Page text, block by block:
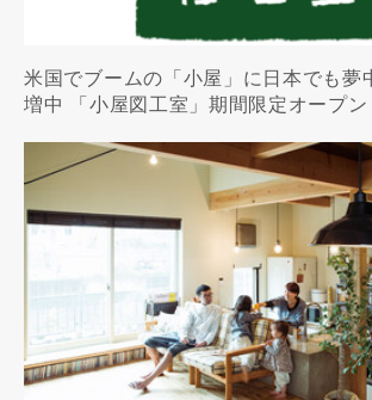
米国でブームの「小屋」に日本でも夢
増中 「小屋図工室」期間限定オープン